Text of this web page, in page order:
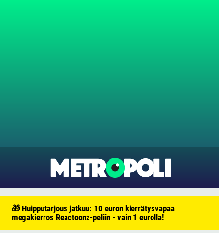
🎁 Huipputarjous jatkuu: 10 euron kierrätysvapaa
megakierros Reactoonz-peliin - vain 1 eurolla!